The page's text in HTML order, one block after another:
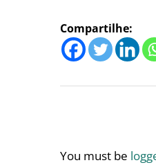
Compartilhe:
You must be